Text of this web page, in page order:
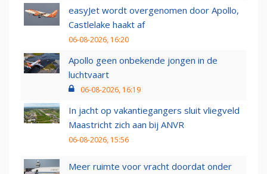
easyJet wordt overgenomen door Apollo,
Castlelake haakt af
06-08-2026, 16:20
Apollo geen onbekende jongen in de
luchtvaart
06-08-2026, 16:19
In jacht op vakantiegangers sluit vliegveld
Maastricht zich aan bij ANVR
06-08-2026, 15:56
Meer ruimte voor vracht doordat onder